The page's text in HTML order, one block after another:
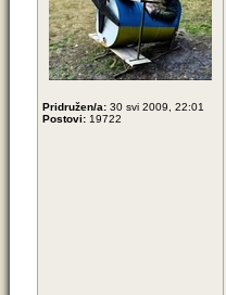
Pridružen/a: 30 svi 2009, 22:01
Postovi: 19722